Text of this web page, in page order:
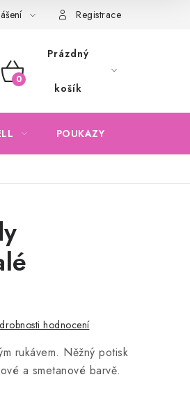
Podmínky ochrany osobních údajů
Registrace
NÁKUPNÍ
Prázdný
košík
POUKAZY
hodnocení
rukávem. Něžný potisk
a smetanové barvě.